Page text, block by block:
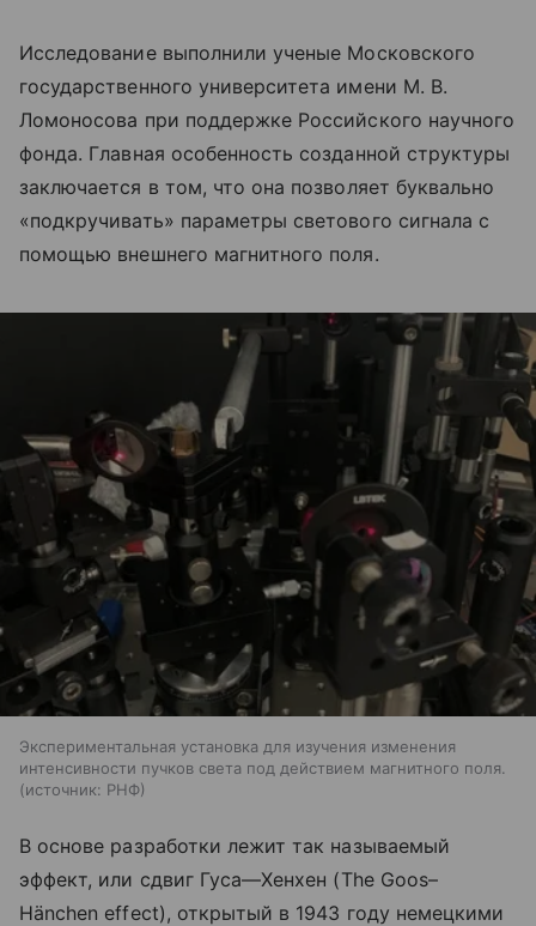
Исследование выполнили ученые Московского
государственного университета имени М. В.
Ломоносова при поддержке Российского научного
фонда. Главная особенность созданной структуры
заключается в том, что она позволяет буквально
«подкручивать» параметры светового сигнала с
помощью внешнего магнитного поля.
Экспериментальная установка для изучения изменения
интенсивности пучков света под действием магнитного поля.
источник: РНФ
В основе разработки лежит так называемый
эффект, или сдвиг Гуса—Хенхен (The Goos–
Hänchen effect), открытый в 1943 году немецкими